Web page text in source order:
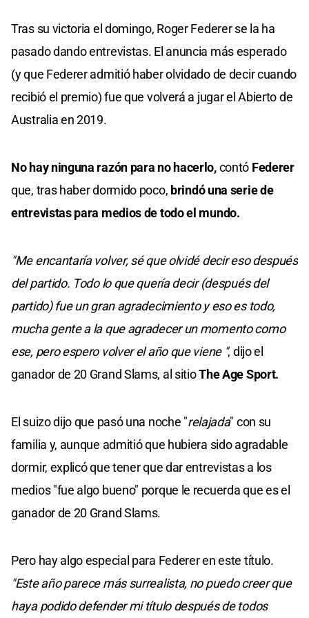
Tras su victoria el domingo, Roger Federer se la ha
pasado dando entrevistas. El anuncia más esperado
(y que Federer admitió haber olvidado de decir cuando
recibió el premio) fue que volverá a jugar el Abierto de
Australia en 2019.
No hay ninguna razón para no hacerlo,contó Federer
que, tras haber dormido poco, brindó una serie de
entrevistas para medios de todo el mundo.
"Me encantaría volver, sé que olvidé decir eso después
del partido. Todo lo que quería decir (después del
partido) fue un gran agradecimiento y eso es todo,
mucha gente a la que agradecer un momento como
ese, pero espero volver el año que viene ", dijo el
ganador de 20 Grand Slams, al sitioThe Age Sport.
El suizo dijo que pasó una noche "relajada" con su
familia y, aunque admitió que hubiera sido agradable
dormir, explicó que tener que dar entrevistas a los
medios "fue algo bueno" porque le recuerda que es el
ganador de 20 Grand Slams.
Pero hay algo especial para Federer en este título.
"Este año parece más surrealista, no puedo creer que
haya podido defender mi título después de todos